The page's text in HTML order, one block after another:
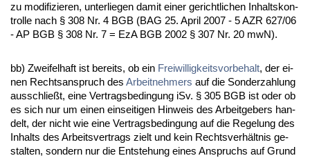
zu mo­di­fi­zie­ren, un­ter­lie­gen da­mit ei­ner ge­richt­li­chen In­halts­kon­
trol­le nach § 308 Nr. 4 BGB (BAG 25. April 2007 - 5 AZR 627/06
- AP BGB § 308 Nr. 7 = EzA BGB 2002 § 307 Nr. 20 mwN).
bb) Zwei­fel­haft ist be­reits, ob ein Frei­wil­lig­keits­vor­be­halt, der ei­
nen Rechts­an­spruch des Ar­beit­neh­mers auf die Son­der­zah­lung
aus­sch­ließt, ei­ne Ver­trags­be­din­gung iSv. § 305 BGB ist oder ob
es sich nur um ei­nen ein­sei­ti­gen Hin­weis des Ar­beit­ge­bers han­
delt, der nicht wie ei­ne Ver­trags­be­din­gung auf die Re­ge­lung des
In­halts des Ar­beits­ver­trags zielt und kein Rechts­verhält­nis ge­
stal­ten, son­dern nur die Ent­ste­hung ei­nes An­spruchs auf Grund